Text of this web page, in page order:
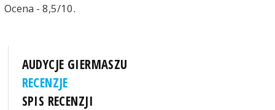
Ocena - 8,5/10.
AUDYCJE GIERMASZU
RECENZJE
SPIS RECENZJI